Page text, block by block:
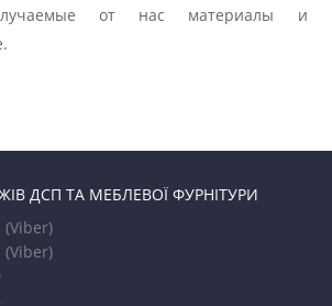
от нас материалы и
ДСП ТА МЕБЛЕВОЇ ФУРНІТУРИ
(Viber)
(Viber)